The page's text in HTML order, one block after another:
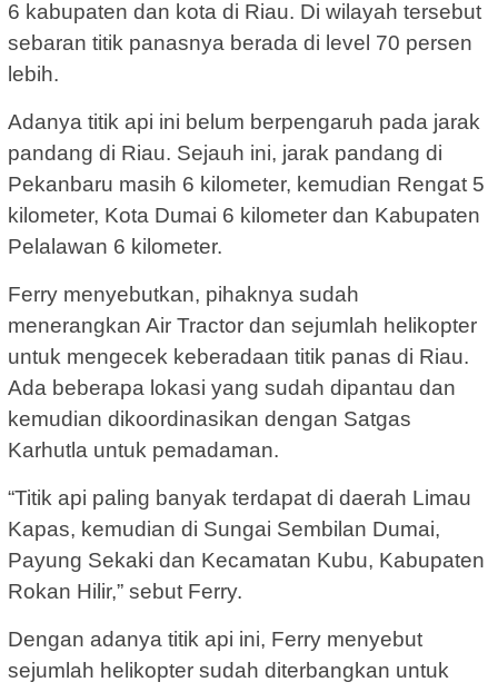
6 kabupaten dan kota di Riau. Di wilayah tersebut
sebaran titik panasnya berada di level 70 persen
lebih.
Adanya titik api ini belum berpengaruh pada jarak
pandang di Riau. Sejauh ini, jarak pandang di
Pekanbaru masih 6 kilometer, kemudian Rengat 5
kilometer, Kota Dumai 6 kilometer dan Kabupaten
Pelalawan 6 kilometer.
Ferry menyebutkan, pihaknya sudah
menerangkan Air Tractor dan sejumlah helikopter
untuk mengecek keberadaan titik panas di Riau.
Ada beberapa lokasi yang sudah dipantau dan
kemudian dikoordinasikan dengan Satgas
Karhutla untuk pemadaman.
“Titik api paling banyak terdapat di daerah Limau
Kapas, kemudian di Sungai Sembilan Dumai,
Payung Sekaki dan Kecamatan Kubu, Kabupaten
Rokan Hilir,” sebut Ferry.
Dengan adanya titik api ini, Ferry menyebut
sejumlah helikopter sudah diterbangkan untuk